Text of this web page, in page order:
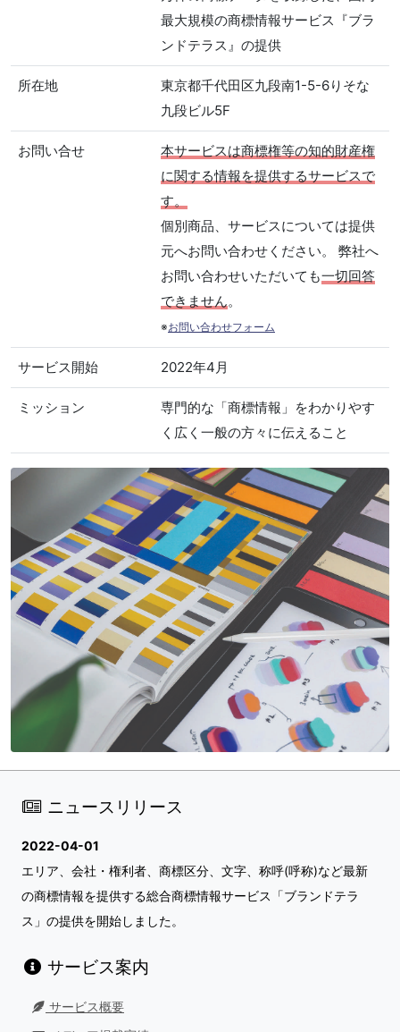
最大規模の商標情報サービス『ブラ
ンドテラス』の提供
所在地
東京都千代田区九段南1-5-6りそな
九段ビル5F
お問い合せ
本サービスは商標権等の知的財産権
に関する情報を提供するサービスで
す。
個別商品、サービスについては提供
元へお問い合わせください。 弊社へ
お問い合わせいただいても一切回答
できません。
※お問い合わせフォーム
サービス開始 2022年4月
ミッション
専門的な「商標情報」をわかりやす
く広く一般の方々に伝えること
ニュースリリース
2022-04-01
エリア、会社・権利者、商標区分、文字、称呼(呼称)など最新
の商標情報を提供する総合商標情報サービス「ブランドテラ
ス」の提供を開始しました。
サービス案内
サービス概要